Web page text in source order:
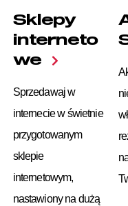
Sklepy
interneto
we
Sprzedawaj w
internecie w świetnie
przygotowanym
sklepie
internetowym,
nastawiony na dużą